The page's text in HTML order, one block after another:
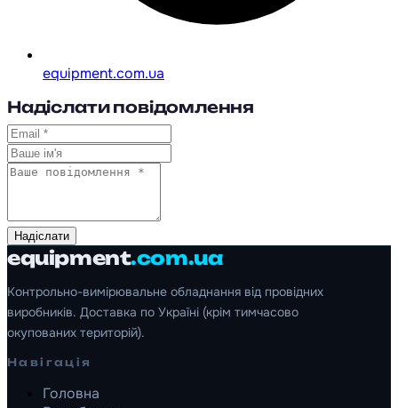
equipment.com.ua
Надіслати повідомлення
Надіслати
equipment.com.ua
Контрольно-вимірювальне обладнання від провідних
виробників. Доставка по Україні (крім тимчасово
окупованих територій).
Навігація
Головна